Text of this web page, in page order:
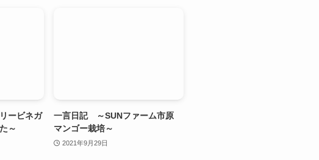
ービネガ
～
一言日記 ～SUNファーム市原
マンゴー栽培～
2021年9月29日